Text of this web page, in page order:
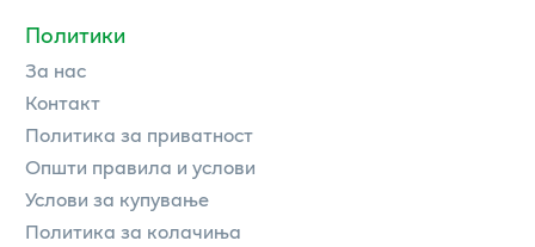
Политики
За нас
Контакт
Политика за приватност
Општи правила и услови
Услови за купување
Политика за колачиња